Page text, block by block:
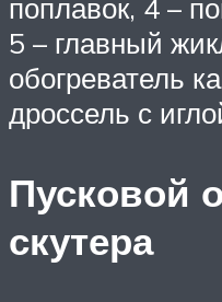
поплавок, 4 –
5 – главный
обогреватель
дроссель с
Пусковой
скутера